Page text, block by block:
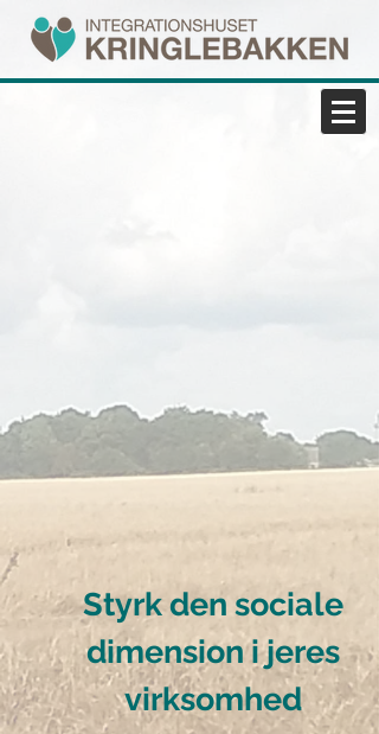
Styrk den sociale
dimension i jeres
virksomhed